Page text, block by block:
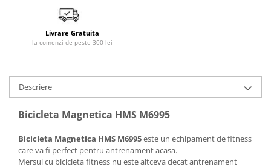
Leagane & balansoare & sezlonguri
Covorase de joaca
Lampi de veghe
Saltele de infasat
Scaun masa copii
La plimbare
Livrare Gratuita
la comenzi de peste 300 lei
Descriere
Bicicleta Magnetica HMS M6995
Bicicleta Magnetica HMS M6995este un echipament de fitness
care va fi perfect pentru antrenament acasa.
Mersul cu bicicleta fitness nu este altceva decat antrenament